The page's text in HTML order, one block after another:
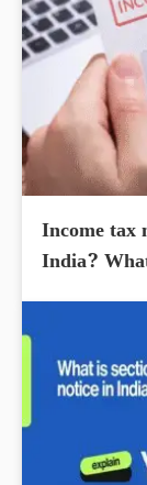
Income tax
India?